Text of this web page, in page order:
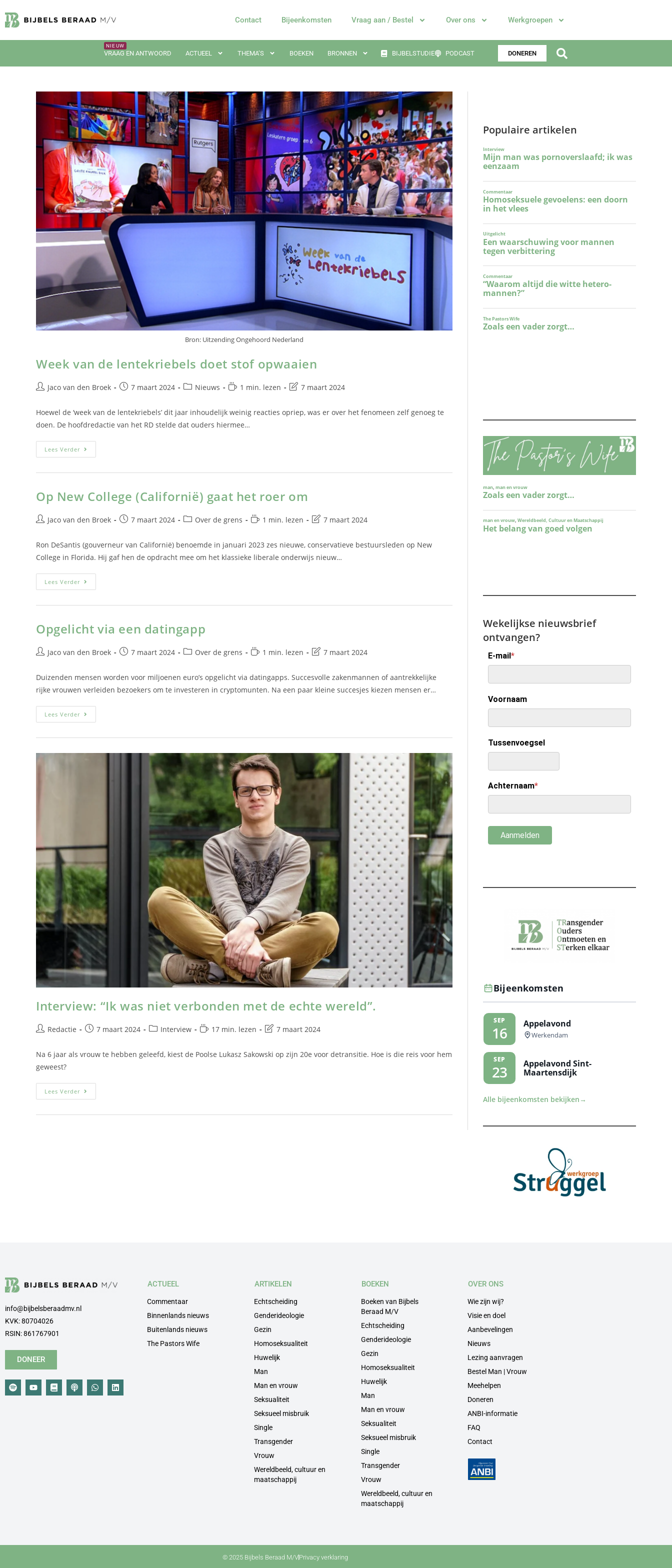
Contact Bijeenkomsten Vraag aan / Bestel Over ons Werkgroepen
VRAAG EN ANTWOORD ACTUEEL THEMA’S BOEKEN BRONNEN BIJBELSTUDIE PODCAST DONEREN
Bron: Uitzending Ongehoord Nederland
Week van de lentekriebels doet stof opwaaien
Jaco van den Broek 7 maart 2024 Nieuws 1 min. lezen 7 maart 2024
Hoewel de ‘week van de lentekriebels’ dit jaar inhoudelijk weinig reacties opriep, was er over het fenomeen zelf genoeg te
doen. De hoofdredactie van het RD stelde dat ouders hiermee…
Lees Verder
Op New College (Californië) gaat het roer om
Jaco van den Broek 7 maart 2024 Over de grens 1 min. lezen 7 maart 2024
Ron DeSantis (gouverneur van Californië) benoemde in januari 2023 zes nieuwe, conservatieve bestuursleden op New
College in Florida. Hij gaf hen de opdracht mee om het klassieke liberale onderwijs nieuw…
Lees Verder
Opgelicht via een datingapp
Jaco van den Broek 7 maart 2024 Over de grens 1 min. lezen 7 maart 2024
Duizenden mensen worden voor miljoenen euro’s opgelicht via datingapps. Succesvolle zakenmannen of aantrekkelijke
rijke vrouwen verleiden bezoekers om te investeren in cryptomunten. Na een paar kleine succesjes kiezen mensen er…
Lees Verder
Interview: “Ik was niet verbonden met de echte wereld”.
Redactie 7 maart 2024 Interview 17 min. lezen 7 maart 2024
Na 6 jaar als vrouw te hebben geleefd, kiest de Poolse Lukasz Sakowski op zijn 20e voor detransitie. Hoe is die reis voor hem
geweest?
Lees Verder
Populaire artikelen
Wekelijkse nieuwsbrief
ontvangen?
Bijeenkomsten
SEP
16
Appelavond
Werkendam
SEP
23
Appelavond Sint-
Maartensdijk
Alle bijeenkomsten bekijken →
info@bijbelsberaadmv.nl
KVK: 80704026
RSIN: 861767901
DONEER
ACTUEEL
Commentaar
Binnenlands nieuws
Buitenlands nieuws
The Pastors Wife
ARTIKELEN
Echtscheiding
Genderideologie
Gezin
Homoseksualiteit
Huwelijk
Man
Man en vrouw
Seksualiteit
Seksueel misbruik
Single
Transgender
Vrouw
Wereldbeeld, cultuur en
maatschappij
BOEKEN
Boeken van Bijbels
Beraad M/V
Echtscheiding
Genderideologie
Gezin
Homoseksualiteit
Huwelijk
Man
Man en vrouw
Seksualiteit
Seksueel misbruik
Single
Transgender
Vrouw
Wereldbeeld, cultuur en
maatschappij
OVER ONS
Wie zijn wij?
Visie en doel
Aanbevelingen
Nieuws
Lezing aanvragen
Bestel Man | Vrouw
Meehelpen
Doneren
ANBI-informatie
FAQ
Contact
© 2025 Bijbels Beraad M/VPrivacy verklaring